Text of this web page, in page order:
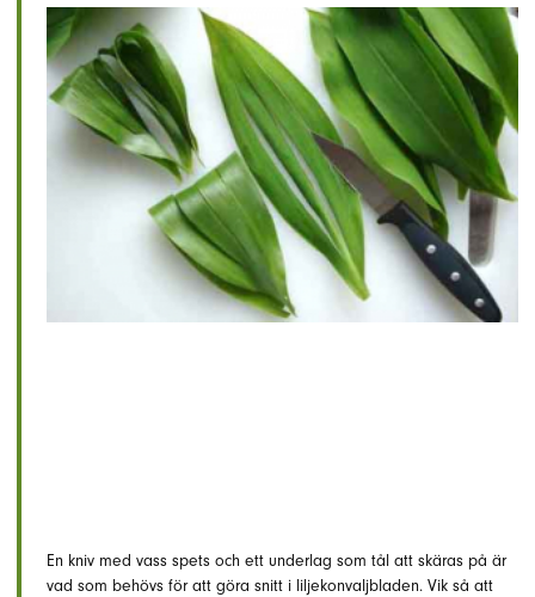
En kniv med vass spets och ett underlag som tål att skäras på är
vad som behövs för att göra snitt i liljekonvaljbladen. Vik så att